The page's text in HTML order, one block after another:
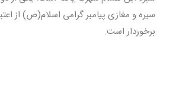
سيره و مغازى پيامبر گرامى اسلام(ص) از
برخوردار است.